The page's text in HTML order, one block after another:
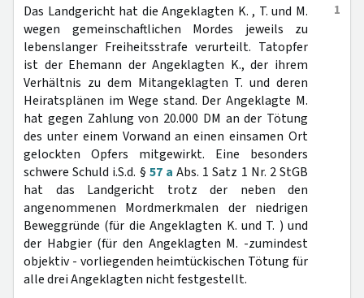
1
Das Landgericht hat die Angeklagten K. , T. und M.
wegen gemeinschaftlichen Mordes jeweils zu
lebenslanger Freiheitsstrafe verurteilt. Tatopfer
ist der Ehemann der Angeklagten K., der ihrem
Verhältnis zu dem Mitangeklagten T. und deren
Heiratsplänen im Wege stand. Der Angeklagte M.
hat gegen Zahlung von 20.000 DM an der Tötung
des unter einem Vorwand an einen einsamen Ort
gelockten Opfers mitgewirkt. Eine besonders
schwere Schuld i.S.d. § 57 a Abs. 1 Satz 1 Nr. 2 StGB
hat das Landgericht trotz der neben den
angenommenen Mordmerkmalen der niedrigen
Beweggründe (für die Angeklagten K. und T. ) und
der Habgier (für den Angeklagten M. -zumindest
objektiv - vorliegenden heimtückischen Tötung für
alle drei Angeklagten nicht festgestellt.